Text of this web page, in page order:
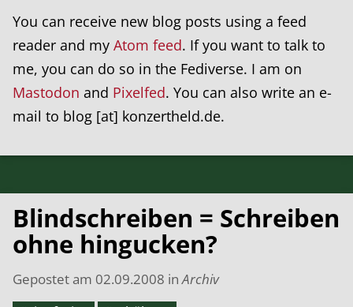
You can receive new blog posts using a feed
reader and my Atom feed. If you want to talk to
me, you can do so in the Fediverse. I am on
Mastodon and Pixelfed. You can also write an e-
mail to blog [at] konzertheld.de.
Blindschreiben = Schreiben
ohne hingucken?
Gepostet am 02.09.2008 inArchiv